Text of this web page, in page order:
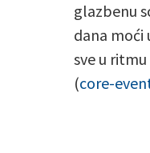
glazbenu
dana moći
sve u
(core-